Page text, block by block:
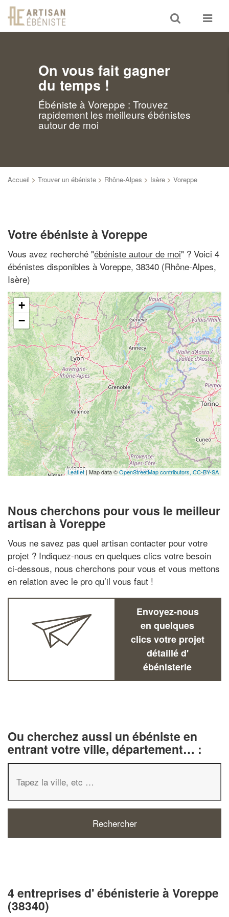
Toggle
search
Toggle
On vous fait gagner
du temps !
Ébéniste à Voreppe : Trouvez
rapidement les meilleurs ébénistes
autour de moi
Accueil > Trouver un ébéniste > Rhône-Alpes > Isère > Voreppe
Votre ébéniste à Voreppe
Vous avez recherché "ébéniste autour de moi" ? Voici 4
ébénistes disponibles à Voreppe, 38340 (Rhône-Alpes,
Isère)
+
−
Leaflet| Map data ©OpenStreetMap contributors, CC-BY-SA
Nous cherchons pour vous le meilleur
artisan à Voreppe
Vous ne savez pas quel artisan contacter pour votre
projet ? Indiquez-nous en quelques clics votre besoin
ci-dessous, nous cherchons pour vous et vous mettons
en relation avec le pro qu’il vous faut !
Envoyez-nous
en quelques
clics votre projet
détaillé d'
ébénisterie
Ou cherchez aussi un ébéniste en
entrant votre ville, département… :
4 entreprises d' ébénisterie à Voreppe
(38340)